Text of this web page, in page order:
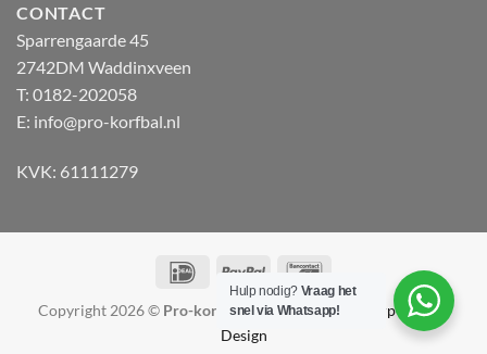
CONTACT
Sparrengaarde 45
2742DM Waddinxveen
T: 0182-202058
E: info@pro-korfbal.nl
KVK: 61111279
IDeal PayPal
Copyright 2026 © Pro-korfbal.nl|Webshop ontwerp Lamper
Design
Hulp nodig? Vraag het
snel via Whatsapp!